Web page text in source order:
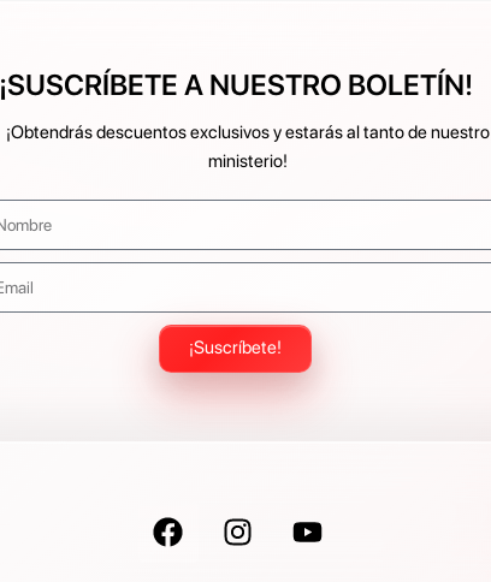
¡SUSCRÍBETE A NUESTRO BOLETÍN!
¡Obtendrás descuentos exclusivos y estarás al tanto de nuestro
ministerio!
¡Suscríbete!